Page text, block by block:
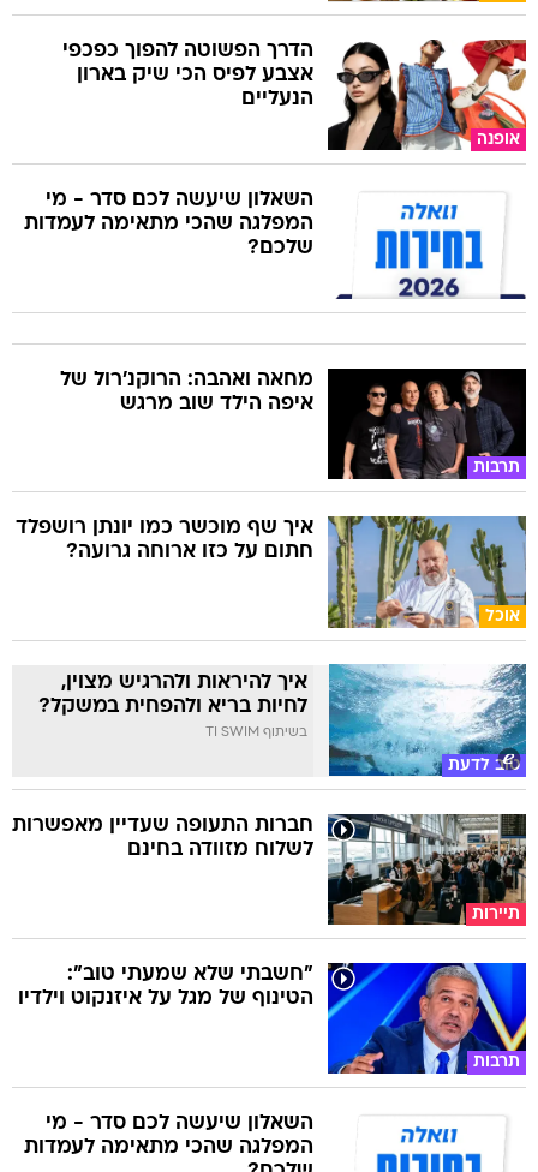
אופנה
הדרך הפשוטה להפוך כפכפי
אצבע לפיס הכי שיק בארון
הנעליים
השאלון שיעשה לכם סדר - מי
המפלגה שהכי מתאימה לעמדות
שלכם?
תרבות
מחאה ואהבה: הרוקנ'רול של
איפה הילד שוב מרגש
אוכל
איך שף מוכשר כמו יונתן רושפלד
חתום על כזו ארוחה גרועה?
טוב לדעת
איך להיראות ולהרגיש מצוין,
לחיות בריא ולהפחית במשקל?
בשיתוף TI SWIM
תיירות
חברות התעופה שעדיין מאפשרות
לשלוח מזוודה בחינם
תרבות
"חשבתי שלא שמעתי טוב":
הטינוף של מגל על איזנקוט וילדיו
השאלון שיעשה לכם סדר - מי
המפלגה שהכי מתאימה לעמדות